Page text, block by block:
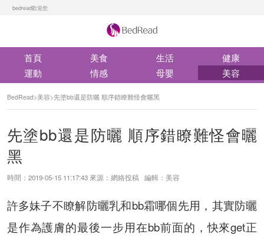
bedread歡迎您
首頁 美食 生活
健康
運動
情感 母嬰 美容
BedRead>美容>先塗bb還是防曬 順序錯瞭難怪會曬黑
先塗bb還是防曬 順序錯瞭難怪會曬
黑
時間：2019-05-15 11:17:43 來源：網絡投稿 編輯：美容
許多妹子不瞭解防曬乳和bb霜哪個先用，其實防曬
是作為護膚的最後一步用在bb前面的，快來get正